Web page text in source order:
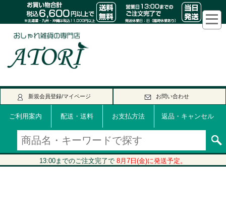
新規会員登録/マイページ お問い合わせ
ご利用案内 配送・送料 お支払方法 返品・キャンセル